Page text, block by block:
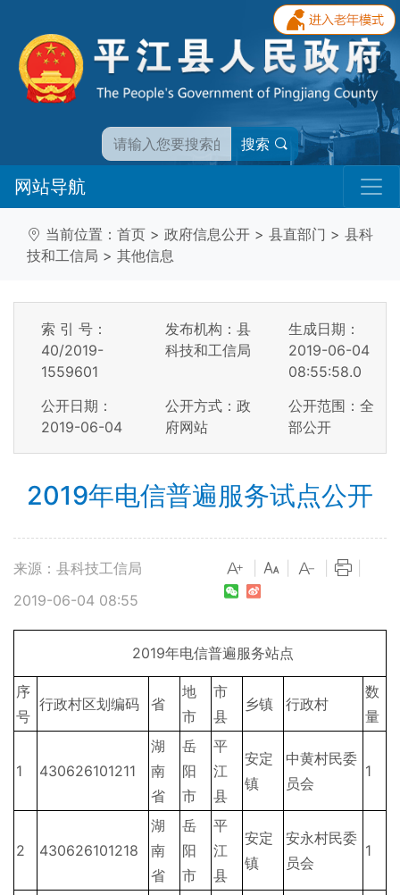
搜索
网站导航
当前位置： 首页 > 政府信息公开 > 县直部门 > 县科
技和工信局 > 其他信息
索 引 号：
40/2019-
1559601
发布机构：县
科技和工信局
生成日期：
2019-06-04
08:55:58.0
公开日期：
2019-06-04
公开方式：政
府网站
公开范围：全
部公开
2019年电信普遍服务试点公开
来源：县科技工信局
2019-06-04 08:55
2019年电信普遍服务站点
序
号
行政村区划编码 省
地
市
市
县
乡镇 行政村
数
量
1 430626101211
湖
南
省
岳
阳
市
平
江
县
安定
镇
中黄村民委
员会
1
2 430626101218
湖
南
省
岳
阳
市
平
江
县
安定
镇
安永村民委
员会
1